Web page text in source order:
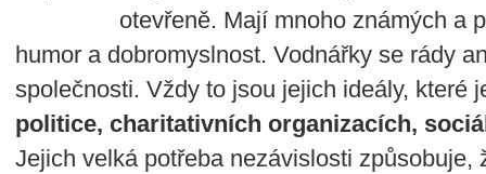
otevřeně. Mají mnoho známých a
humor a dobromyslnost. Vodnářky se rády
společnosti. Vždy to jsou jejich ideály, které
politice, charitativních organizacích,
Jejich velká potřeba nezávislosti způsobuje,